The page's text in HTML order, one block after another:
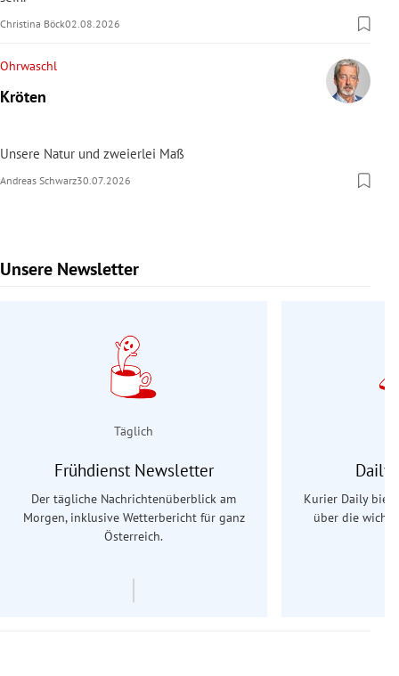
Christina Böck02.08.2026
Ohrwaschl
Kröten
Unsere Natur und zweierlei Maß
Andreas Schwarz30.07.2026
Unsere Newsletter
Slide 1 von 9
Täglich
Frühdienst Newsletter
Der tägliche Nachrichtenüberblick am
Morgen, inklusive Wetterbericht für ganz
Österreich.
Daily
Kurier Daily
über die